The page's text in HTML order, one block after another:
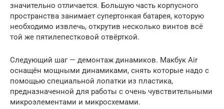
значительно отличается. Большую часть корпусного
пространства занимает супертонкая батарея, которую
необходимо извлечь, открутив несколько винтов всё
той же пятилепестковой отвёрткой.
Следующий шаг — демонтаж динамиков. Макбук Air
оснащён мощными динамиками, снять которые надо с
помощью специальной лопатки из пластика,
предназначенной для работы с очень чувствительными
микроэлементами и микросхемами.